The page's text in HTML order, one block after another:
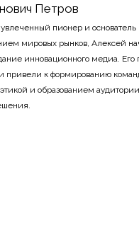
Петров
пионер и
мировых рынков, Алексей
инновационного медиа.
привели к формированию
и образованием